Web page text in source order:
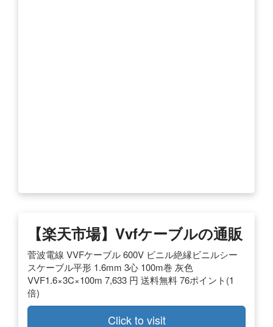
【楽天市場】vvfケーブルの通販
菅波電線 VVFケーブル 600V ビニル絶縁ビニルシー
スケーブル平形 1.6mm 3心 100m巻 灰色
VVF1.6×3C×100m 7,633 円 送料無料 76ポイント(1
倍)
Click to visit